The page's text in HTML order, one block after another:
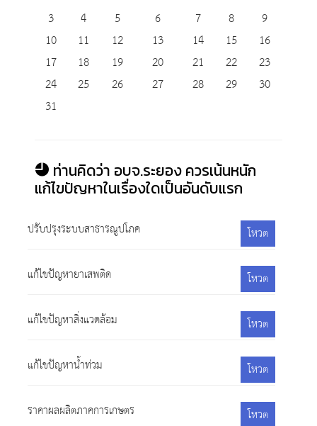
3
4 5 6 7 8
9
10
11 12 13 14 15
16
17
18 19 20 21 22
23
24
25 26 27 28 29
30
31
ท่านคิดว่า อบจ.ระยอง ควรเน้นหนัก
แก้ไขปัญหาในเรื่องใดเป็นอันดับแรก
ปรับปรุงระบบสาธารณูปโภค โหวต
แก้ไขปัญหายาเสพติด โหวต
แก้ไขปัญหาสิ่งแวดล้อม โหวต
แก้ไขปัญหาน้ำท่วม โหวต
ราคาผลผลิตภาคการเกษตร
โหวต